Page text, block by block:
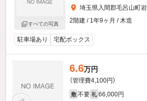
すべての写真
埼玉県入間郡毛呂山町
2階建 / 1年9ヶ月 / 木造
駐車場あり 宅配ボックス
6.6万円
（管理費4,100円）
敷 不要 礼 66,000円